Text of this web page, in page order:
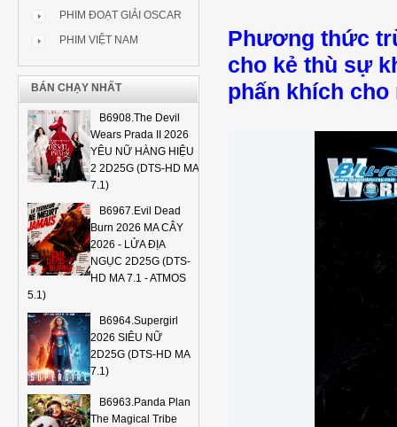
PHIM ĐOẠT GIẢI OSCAR
PHIM VIỆT NAM
BÁN CHẠY NHẤT
B6908.The Devil
Wears Prada II 2026
YÊU NỮ HÀNG HIỆU
2 2D25G (DTS-HD MA
7.1)
B6967.Evil Dead
Burn 2026 MA CÂY
2026 - LỬA ĐỊA
NGỤC 2D25G (DTS-
HD MA 7.1 - ATMOS
5.1)
B6964.Supergirl
2026 SIÊU NỮ
2D25G (DTS-HD MA
7.1)
B6963.Panda Plan
The Magical Tribe
Phương thức
cho kẻ thù sự
phấn khích